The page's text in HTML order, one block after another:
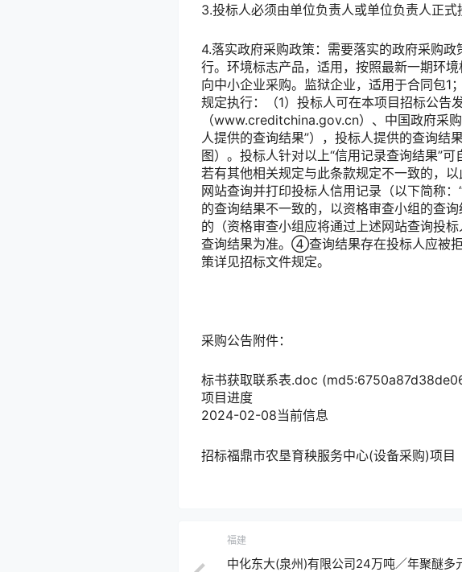
3.投标人必须由单位负责人或单位负责人正
4.落实政府采购政策：需要落实的政府采购
行。环境标志产品，适用，按照最新一期环
向中小企业采购。监狱企业，适用于合同包1
规定执行：（1）投标人可在本项目招标公告
（www.creditchina.gov.cn）、中国政府采
人提供的查询结果”），投标人提供的查询结
图）。投标人针对以上“信用记录查询结果”
若有其他相关规定与此条款规定不一致的，
网站查询并打印投标人信用记录（以下简称
的查询结果不一致的，以资格审查小组的查
的（资格审查小组应将通过上述网站查询投
查询结果为准。④查询结果存在投标人应被
策详见招标文件规定。
采购公告附件：
标书获取联系表.doc
项目进度
2024-02-08当前信息
招标福鼎市农垦育秧服务中心(设备采购)项目
福建
中化东大(泉州)有限公司24万吨／年聚醚多